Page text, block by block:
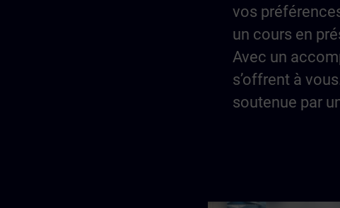
vos
un cours en
Avec un
s’offrent à
soutenue par